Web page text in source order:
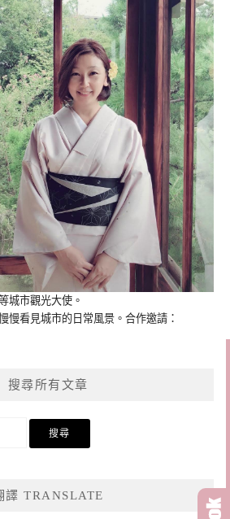
城市觀光大使。
慢看見城市的日常風景。合作邀請：
搜尋所有文章
譯 TRANSLATE